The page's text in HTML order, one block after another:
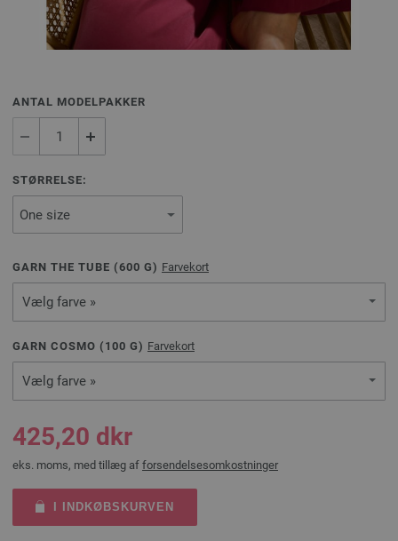
ANTAL MODELPAKKER
STØRRELSE:
GARN THE TUBE (600 G) Farvekort
Vælg farve »
GARN COSMO ( 100 G) Farvekort
Vælg farve »
425,20 dkr
eks. moms, med tillæg af forsendelsesomkostninger
I INDKØBSKURVEN